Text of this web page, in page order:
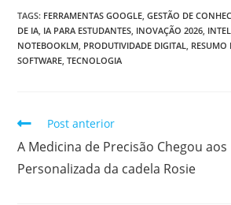
TAGS: FERRAMENTAS GOOGLE, GESTÃO DE
DE IA, IA PARA ESTUDANTES, INOVAÇÃO 2026,
NOTEBOOKLM, PRODUTIVIDADE DIGITAL, RESUMO
SOFTWARE, TECNOLOGIA
Post anterior
A Medicina de Precisão Chegou aos
Personalizada da cadela Rosie